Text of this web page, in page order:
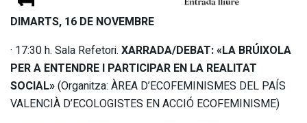
DIMARTS, 16 DE NOVEMBRE
· 17:30 h. Sala Refetori. XARRADA/DEBAT: «LA BRÚIXOLA
PER A ENTENDRE I PARTICIPAR EN LA REALITAT
SOCIAL»(Organitza: ÀREA D’ECOFEMINISMES DEL PAÍS
VALENCIÀ D’ECOLOGISTES EN ACCIÓ ECOFEMINISME)